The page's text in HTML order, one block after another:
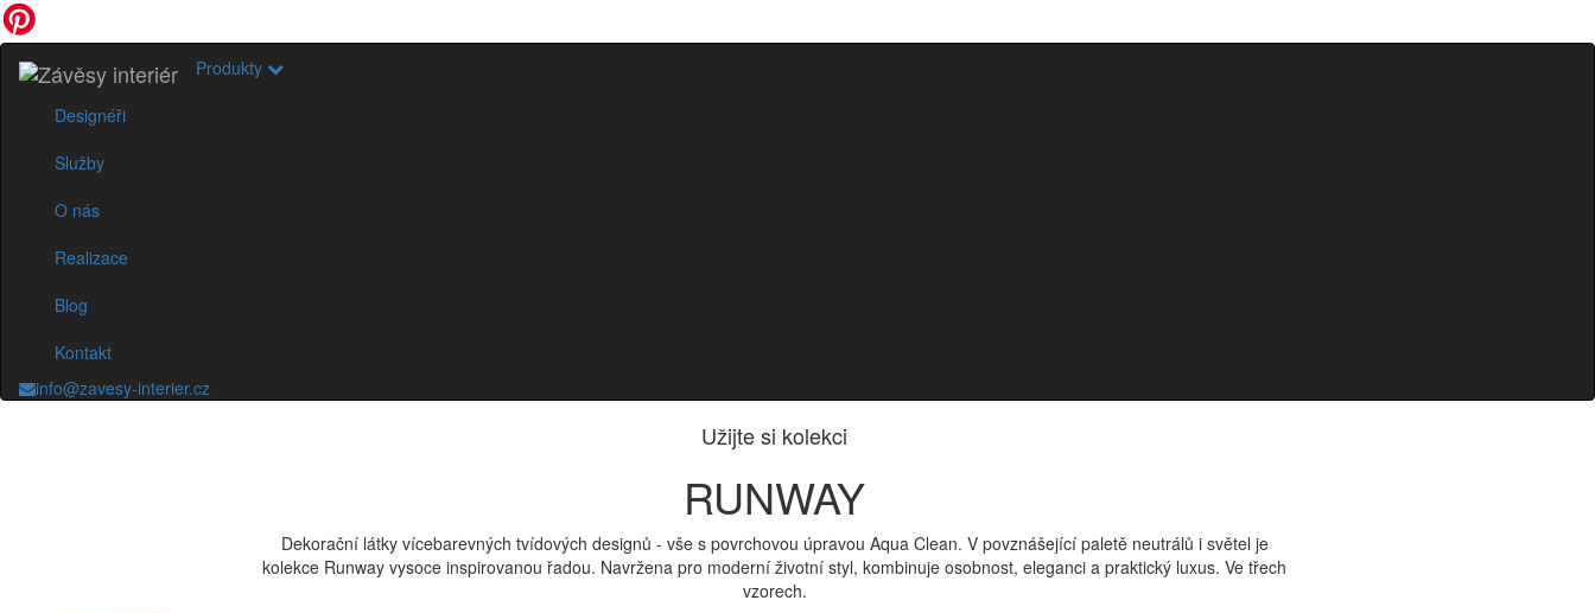
Produkty
Designéři
Služby
O nás
Realizace
Blog
Kontakt
info@zavesy-interier.cz
Užijte si kolekci
RUNWAY
Dekorační látky vícebarevných tvídových designů - vše s povrchovou úpravou Aqua Clean. V povznášející paletě neutrálů i světel je
kolekce Runway vysoce inspirovanou řadou. Navržena pro moderní životní styl, kombinuje osobnost, eleganci a praktický luxus. Ve třech
vzorech.